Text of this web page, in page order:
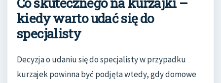
kiedy warto udać się do
specjalisty
Decyzja o udaniu się do specjalisty w przypadku
kurzajek powinna być podjęta wtedy, gdy domowe